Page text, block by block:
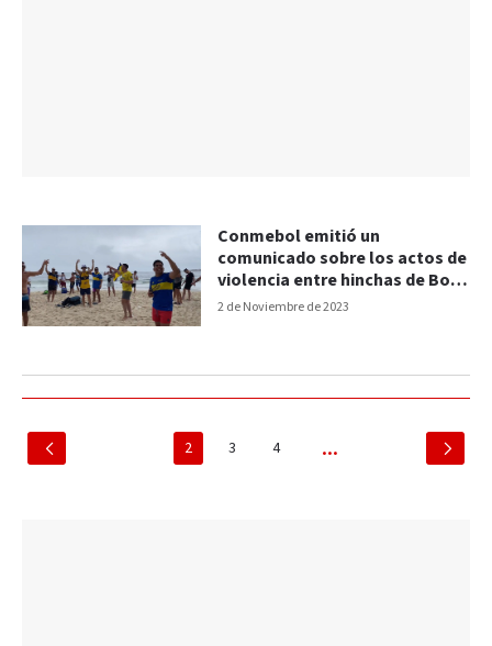
2 de Noviembre de 2023
Conmebol emitió un
comunicado sobre los actos de
violencia entre hinchas de Boca
y Fluminense
2 3 4